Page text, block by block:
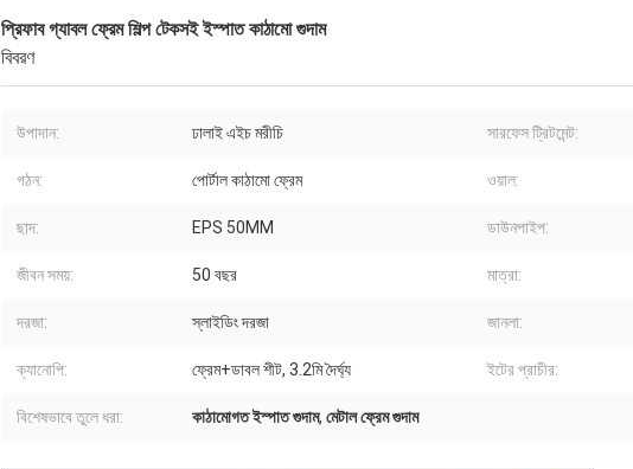
প্রিফাব গ্যাবল ফ্রেম শিল্প টেকসই ইস্পাত কাঠামো গুদাম
বিবরণ
উপাদান: ঢালাই এইচ মরীচি সারফেস ট্রিটমেন্ট:
গঠন: পোর্টাল কাঠামো ফ্রেম ওয়াল:
ছাদ: EPS 50MM ডাউনপাইপ:
জীবন সময়: 50 বছর মাত্রা:
দরজা: স্লাইডিং দরজা জানলা:
ক্যানোপি: ফ্রেম+ডাবল শীট, 3.2মি দৈর্ঘ্য ইটের প্রাচীর:
বিশেষভাবে তুলে ধরা: কাঠামোগত ইস্পাত গুদাম, মেটাল ফ্রেম গুদাম